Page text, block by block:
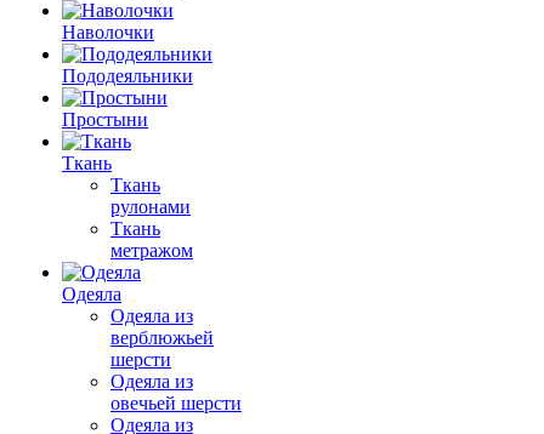
Наволочки
Пододеяльники
Простыни
Ткань
Ткань
рулонами
Ткань
метражом
Одеяла
Одеяла из
верблюжьей
шерсти
Одеяла из
овечьей шерсти
Одеяла из